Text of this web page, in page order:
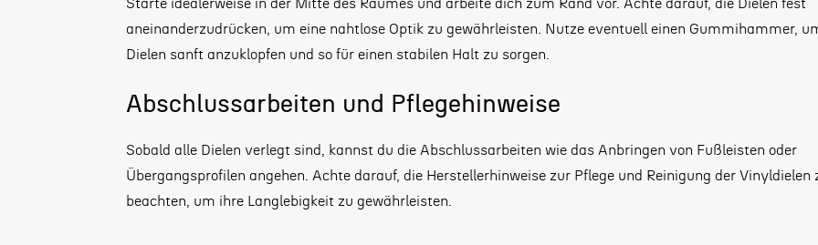
Starte idealerweise in der Mitte des Raumes und arbeite dich zum Rand vor. Achte darauf, die Dielen fest
aneinanderzudrücken, um eine nahtlose Optik zu gewährleisten. Nutze eventuell einen Gummihammer,
Dielen sanft anzuklopfen und so für einen stabilen Halt zu sorgen.
Abschlussarbeiten und Pflegehinweise
Sobald alle Dielen verlegt sind, kannst du die Abschlussarbeiten wie das Anbringen von Fußleisten oder
Übergangsprofilen angehen. Achte darauf, die Herstellerhinweise zur Pflege und Reinigung der Vinyldielen
beachten, um ihre Langlebigkeit zu gewährleisten.